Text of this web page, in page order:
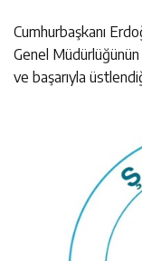
Cumhurbaşkanı
Genel
ve başarıyla